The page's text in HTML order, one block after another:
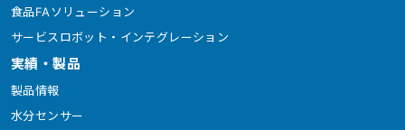
食品FAソリューション
サービスロボット・インテグレーション
実績・製品
製品情報
水分センサー